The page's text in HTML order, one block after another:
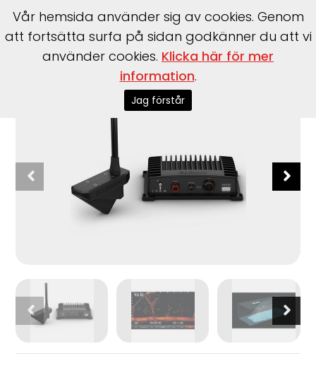
Garmin>Panoptix LiveScope System
Vår hemsida använder sig av cookies. Genom
att fortsätta surfa på sidan godkänner du att vi
använder cookies. Klicka här för mer
information.
Jag förstår